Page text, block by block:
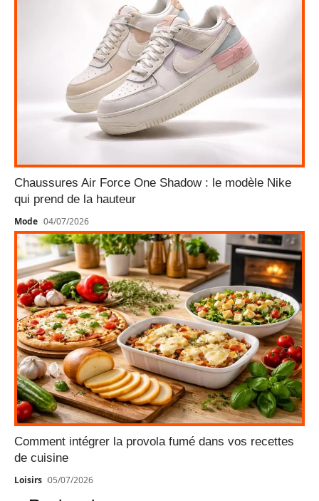
Chaussures Air Force One Shadow : le modèle Nike
qui prend de la hauteur
Mode 04/07/2026
Comment intégrer la provola fumé dans vos recettes
de cuisine
Loisirs 05/07/2026